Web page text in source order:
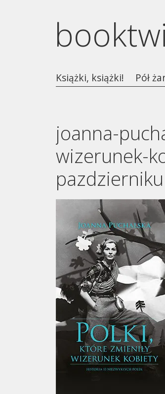
Książki, książki! Pół
joanna-
wizerunek-
pazdzierniku